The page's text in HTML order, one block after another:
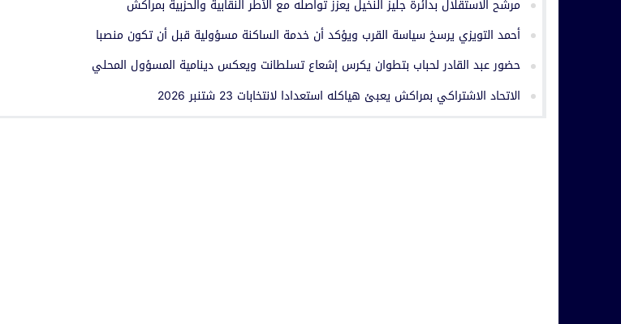
مرشح الاستقلال بدائرة جليز النخيل يعزز تواصله مع الأطر النقابية والحزبية بمراكش
أحمد التويزي يرسخ سياسة القرب ويؤكد أن خدمة الساكنة مسؤولية قبل أن تكون منصبا
حضور عبد القادر لحباب بتطوان يكرس إشعاع تسلطانت ويعكس دينامية المسؤول المحلي
الاتحاد الاشتراكي بمراكش يعبئ هياكله استعدادا لانتخابات 23 شتنبر 2026